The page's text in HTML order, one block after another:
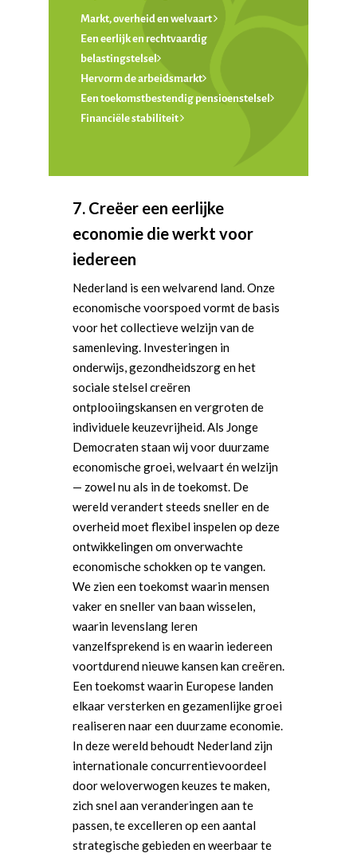
Markt, overheid en welvaart
Een eerlijk en rechtvaardig
belastingstelsel
Hervorm de arbeidsmarkt
Een toekomstbestendig pensioenstelsel
Financiële stabiliteit
7. Creëer een eerlijke
economie die werkt voor
iedereen
Nederland is een welvarend land. Onze
economische voorspoed vormt de basis
voor het collectieve welzijn van de
samenleving. Investeringen in
onderwijs, gezondheidszorg en het
sociale stelsel creëren
ontplooiingskansen en vergroten de
individuele keuzevrijheid. Als Jonge
Democraten staan wij voor duurzame
economische groei, welvaart én welzijn
— zowel nu als in de toekomst. De
wereld verandert steeds sneller en de
overheid moet flexibel inspelen op deze
ontwikkelingen om onverwachte
economische schokken op te vangen.
We zien een toekomst waarin mensen
vaker en sneller van baan wisselen,
waarin levenslang leren
vanzelfsprekend is en waarin iedereen
voortdurend nieuwe kansen kan creëren.
Een toekomst waarin Europese landen
elkaar versterken en gezamenlijke groei
realiseren naar een duurzame economie.
In deze wereld behoudt Nederland zijn
internationale concurrentievoordeel
door weloverwogen keuzes te maken,
zich snel aan veranderingen aan te
passen, te excelleren op een aantal
strategische gebieden en weerbaar te